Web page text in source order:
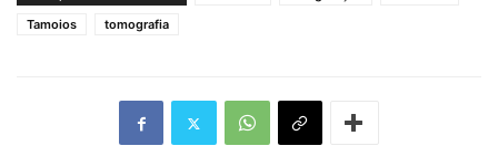
Tamoios
tomografia